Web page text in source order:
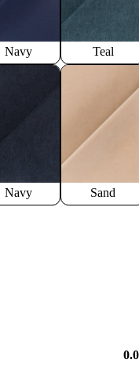
Navy Teal
Navy Sand